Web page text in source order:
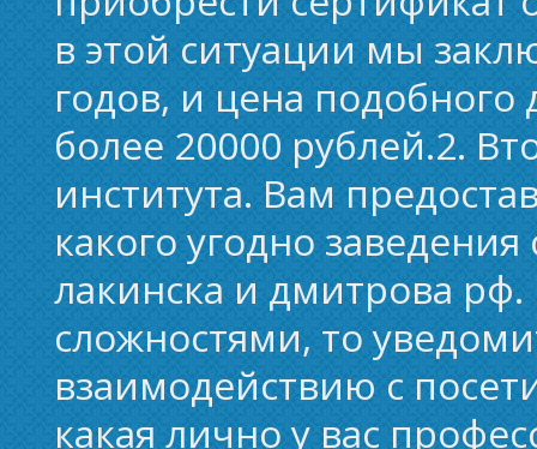
в этой ситуации мы
годов, и цена подобного
более 20000 рублей.2.
института. Вам
какого угодно
лакинска и дмитрова
сложностями, то
взаимодействию с
какая лично у вас